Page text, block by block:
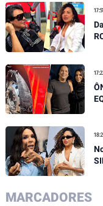
MARCADORES